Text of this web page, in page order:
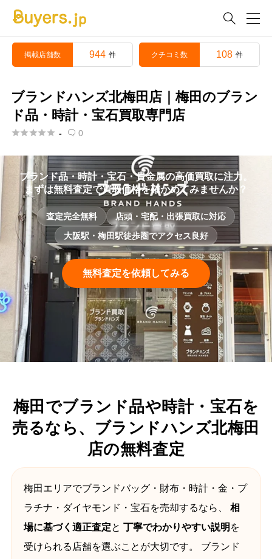

掲載店舗数 944 件 クチコミ数 108 件
ブランドハンズ北梅田店｜梅田のブラン
ド品・時計・宝石買取専門店
 -  0
ブランド品・時計・宝石・貴金属の高価買取に注力。
まずは無料査定で買取価格を確かめてみませんか？
査定完全無料
店頭・宅配・出張買取に対応
大阪駅・梅田駅徒歩圏でアクセス良好
無料査定を依頼してみる
梅田でブランド品や時計・宝石を
売るなら、ブランドハンズ北梅田
店の無料査定
梅田エリアでブランドバッグ・財布・時計・金・プ
ラチナ・ダイヤモンド・宝石を売却するなら、 相
場に基づく適正査定と 丁寧でわかりやすい説明 を
受けられる店舗を選ぶことが大切です。 ブランド